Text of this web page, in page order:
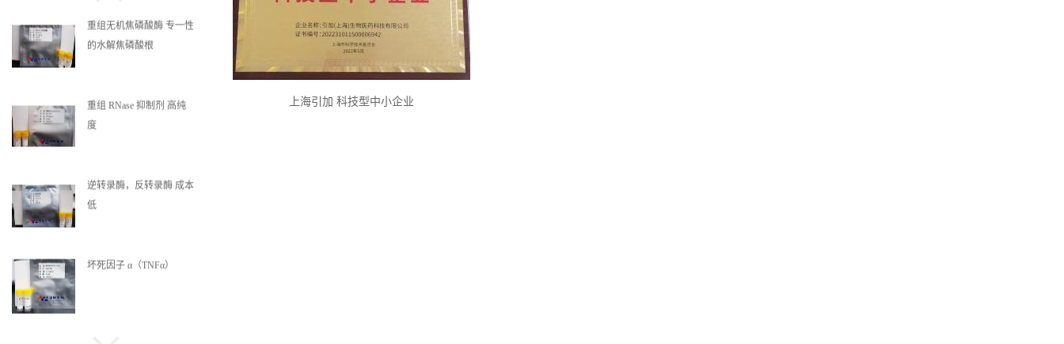
重组无机焦磷酸酶 专一性
的水解焦磷酸根
重组 RNase 抑制剂 高纯
度
逆转录酶，反转录酶 成本
低
坏死因子 α（TNFα）
上海引加 科技型中小企业